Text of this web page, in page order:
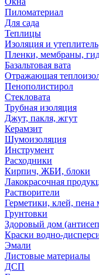
Пиломатериал
Для сада
Теплицы
Изоляция и утеплитель
Пленки, мембраны,
Базальтовая вата
Отражающая
Пенополистирол
Стекловата
Трубная изоляция
Джут, пакля, жгут
Керамзит
Шумоизоляция
Инструмент
Расходники
Кирпич, ЖБИ, блоки
Лакокрасочная
Растворители
Герметики, клей, пена
Грунтовки
Здоровый дом
Краски водно-
Эмали
Листовые материалы
ДСП